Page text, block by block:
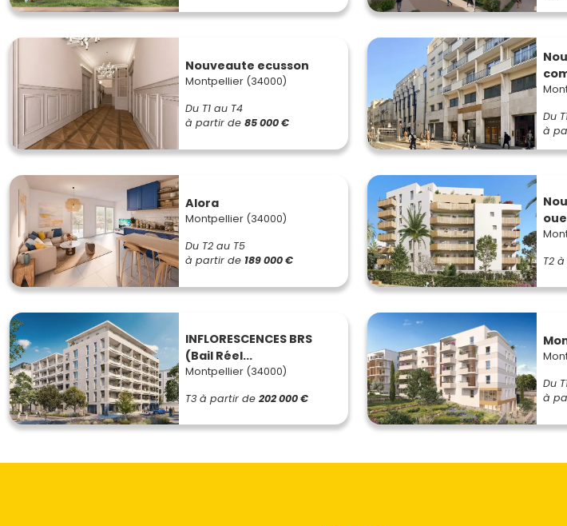
Nouveaute ecusson
Montpellier (34000)
Du T1 au T4
à partir de 85 000 €
Du
à
Alora
Montpellier (34000)
Du T2 au T5
à partir de 189 000 €
T2 à
INFLORESCENCES BRS
(Bail Réel...
Montpellier (34000)
T3 à partir de 202 000 €
Du
à